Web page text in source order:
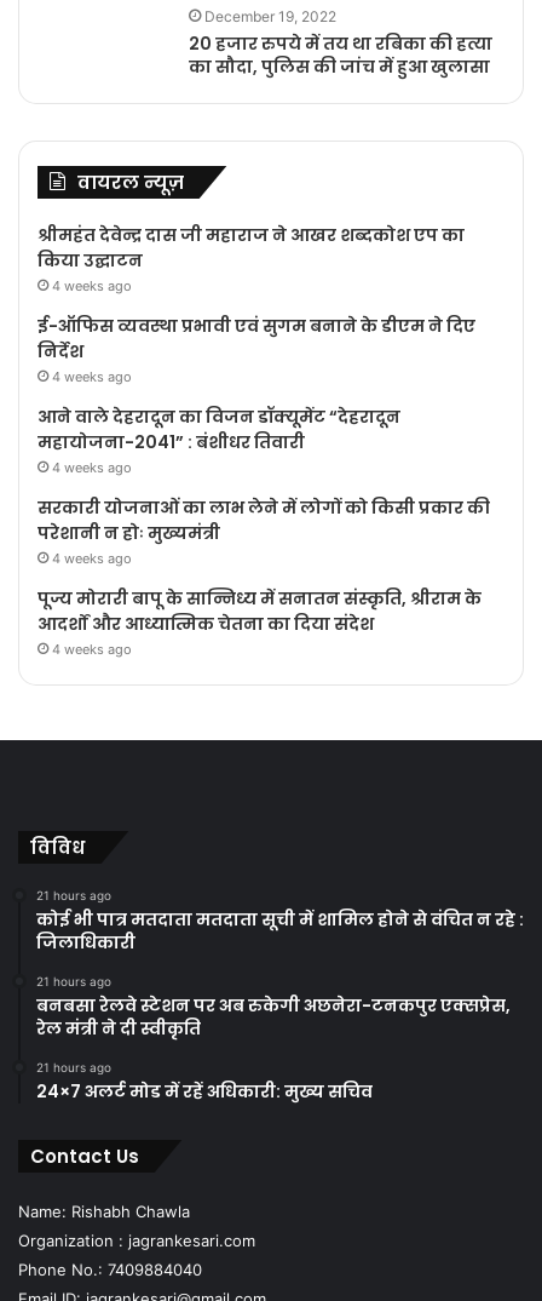
December 19, 2022
20 हजार रुपये में तय था रबिका की हत्या
का सौदा, पुलिस की जांच में हुआ खुलासा
वायरल न्यूज़
श्रीमहंत देवेन्द्र दास जी महाराज ने आखर शब्दकोश एप का
किया उद्घाटन
4 weeks ago
ई-ऑफिस व्यवस्था प्रभावी एवं सुगम बनाने के डीएम ने दिए
निर्देश
4 weeks ago
आने वाले देहरादून का विजन डॉक्यूमेंट “देहरादून
महायोजना-2041” : बंशीधर तिवारी
4 weeks ago
सरकारी योजनाओं का लाभ लेने में लोगों को किसी प्रकार की
परेशानी न होः मुख्यमंत्री
4 weeks ago
पूज्य मोरारी बापू के सान्निध्य में सनातन संस्कृति, श्रीराम के
आदर्शों और आध्यात्मिक चेतना का दिया संदेश
4 weeks ago
विविध
21 hours ago
कोई भी पात्र मतदाता मतदाता सूची में शामिल होने से वंचित न रहे :
जिलाधिकारी
21 hours ago
बनबसा रेलवे स्टेशन पर अब रुकेगी अछनेरा-टनकपुर एक्सप्रेस,
रेल मंत्री ने दी स्वीकृति
21 hours ago
24×7 अलर्ट मोड में रहें अधिकारी: मुख्य सचिव
Contact Us
Name: Rishabh Chawla
Organization : jagrankesari.com
Phone No.: 7409884040